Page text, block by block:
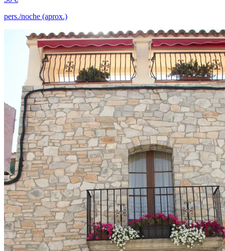
pers./noche (aprox.)